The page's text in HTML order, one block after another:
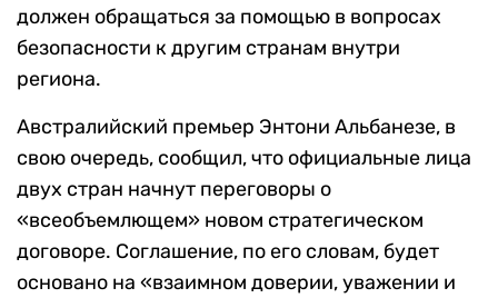
должен обращаться за помощью в вопросах
безопасности к другим странам внутри
региона.
Австралийский премьер Энтони Альбанезе, в
свою очередь, сообщил, что официальные лица
двух стран начнут переговоры о
«всеобъемлющем» новом стратегическом
договоре. Соглашение, по его словам, будет
основано на «взаимном доверии, уважении и